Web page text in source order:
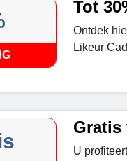
Tot
Ontdek
Likeur
Gratis
U